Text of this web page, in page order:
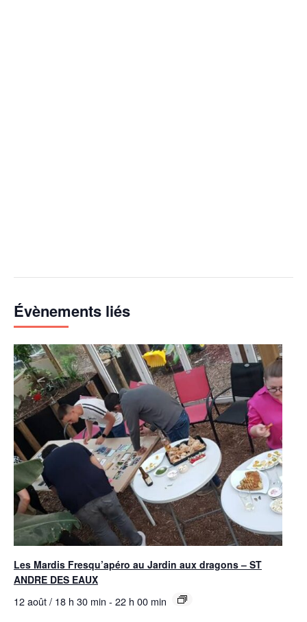
Évènements liés
Les Mardis Fresqu’apéro au Jardin aux dragons – ST
ANDRE DES EAUX
12 août / 18 h 30 min - 22 h 00 min